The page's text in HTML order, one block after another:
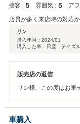
接客 : 5 雰囲気 : 5 ア
店員が多く来店時の対応
リン
購入年月： 2024/01
購入した車：日産 デイズ
販売店の返信
リン様、この度はお車
やオイル交換、修理な
くお願いいたします。
車購入